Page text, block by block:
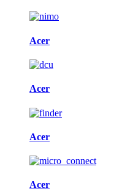
Acer
Acer
Acer
Acer